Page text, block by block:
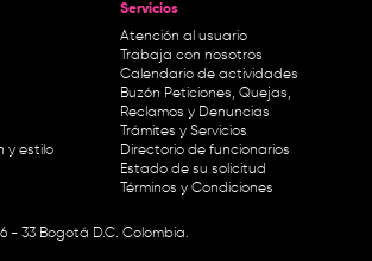
y estilo
Servicios
Atención al usuario
Trabaja con nosotros
Calendario de actividades
Buzón Peticiones, Quejas,
Reclamos y Denuncias
Trámites y Servicios
Directorio de funcionarios
Estado de su solicitud
Términos y Condiciones
- 33 Bogotá D.C. Colombia.